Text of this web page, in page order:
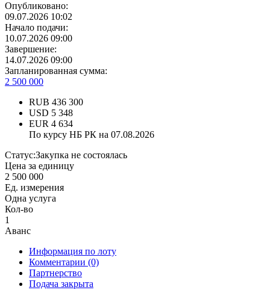
Опубликовано:
09.07.2026 10:02
Начало подачи:
10.07.2026 09:00
Завершение:
14.07.2026 09:00
Запланированная сумма:
2 500 000
RUB 436 300
USD 5 348
EUR 4 634
По курсу НБ РК на 07.08.2026
Статус:Закупка не состоялась
Цена за единицу
2 500 000
Ед. измерения
Одна услуга
Кол-во
1
Аванс
Информация по лоту
Комментарии (0)
Партнерство
Подача закрыта